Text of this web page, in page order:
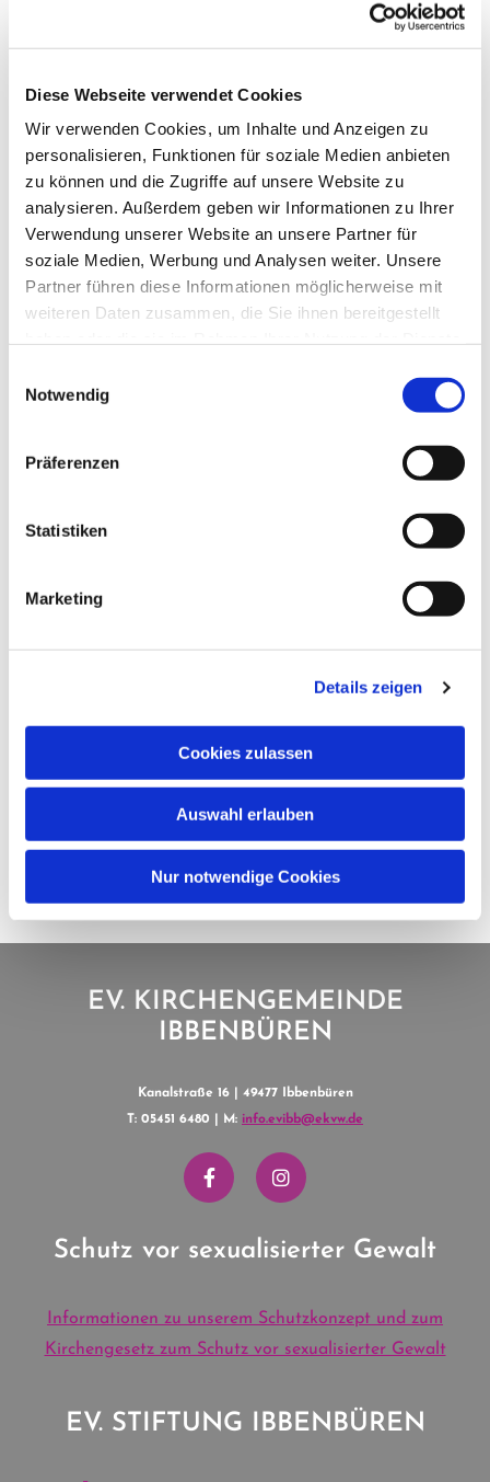
Diese Webseite verwendet Cookies
Wir verwenden Cookies, um Inhalte und Anzeigen zu
personalisieren, Funktionen für soziale Medien anbieten
zu können und die Zugriffe auf unsere Website zu
analysieren. Außerdem geben wir Informationen zu Ihrer
Verwendung unserer Website an unsere Partner für
soziale Medien, Werbung und Analysen weiter. Unsere
Partner führen diese Informationen möglicherweise mit
weiteren Daten zusammen, die Sie ihnen bereitgestellt
Notwendig
Präferenzen
Statistiken
Marketing
Details zeigen
Cookies zulassen
Auswahl erlauben
Nur notwendige Cookies
Dies könnte Sie auch
interessieren
EV. KIRCHENGEMEINDE
IBBENBÜREN
Kanalstraße 16 | 49477 Ibbenbüren
T: 05451 6480 | M: info.evibb@ekvw.de
Schutz vor sexualisierter Gewalt
Informationen zu unserem Schutzkonzept und zum
Kirchengesetz zum Schutz vor sexualisierter Gewalt
EV. STIFTUNG IBBENBÜREN